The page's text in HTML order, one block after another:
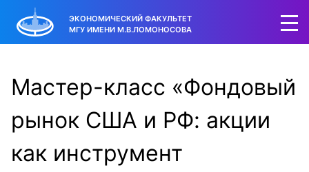
ЭКОНОМИЧЕСКИЙ ФАКУЛЬТЕТ
МГУ ИМЕНИ М.В.ЛОМОНОСОВА
Мастер-класс «Фондовый
рынок США и РФ: акции
как инструмент